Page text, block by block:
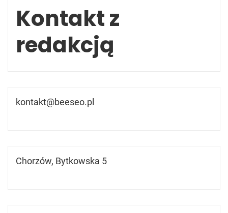
Kontakt z
redakcją
kontakt@beeseo.pl
Chorzów, Bytkowska 5